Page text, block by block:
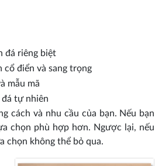
đá riêng biệt
cổ điển và sang trọng
mẫu mã
đá tự nhiên
cách và nhu cầu của bạn. Nếu bạn
chọn phù hợp hơn. Ngược lại, nếu
chọn không thể bỏ qua.